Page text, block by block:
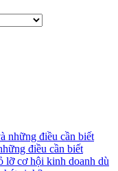
điều cần biết